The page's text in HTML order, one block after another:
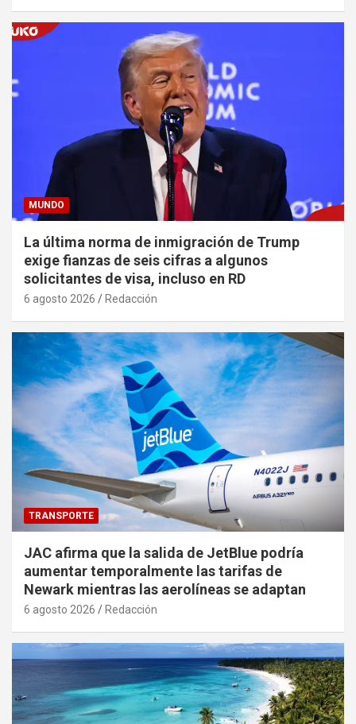
MUNDO
La última norma de inmigración de Trump
exige fianzas de seis cifras a algunos
solicitantes de visa, incluso en RD
6 agosto 2026 Redacción
TRANSPORTE
JAC afirma que la salida de JetBlue podría
aumentar temporalmente las tarifas de
Newark mientras las aerolíneas se adaptan
6 agosto 2026 Redacción